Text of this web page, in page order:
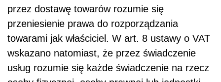
przez dostawę towarów rozumie się
przeniesienie prawa do rozporządzania
towarami jak właściciel. W art. 8 ustawy o VAT
wskazano natomiast, że przez świadczenie
usług rozumie się każde świadczenie na rzecz